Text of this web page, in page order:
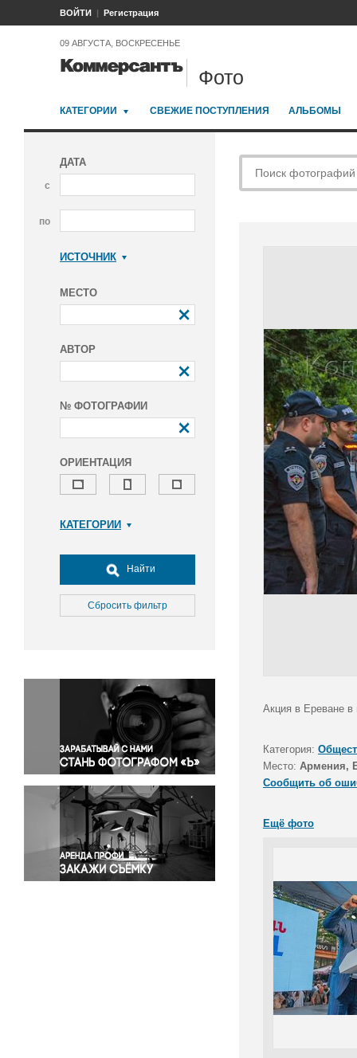
ВОЙТИ Регистрация
09 АВГУСТА, ВОСКРЕСЕНЬЕ
Фото
КАТЕГОРИИ СВЕЖИЕ ПОСТУПЛЕНИЯ АЛЬБОМЫ
ДАТА
с
по
ИСТОЧНИК
МЕСТО
АВТОР
№ ФОТОГРАФИИ
ОРИЕНТАЦИЯ
КАТЕГОРИИ
Досуг, туризм и отдых
Культура
Медицина
Окружающая среда
Политика
Правосудие
Происшествия и конфликты
Религия
Светская жизнь
Спорт
Экология
Экономика и бизнес
Найти
Сбросить фильтр
Акция в Ереване в
Категория:
Место: Армения,
Сообщить об
Ещё фото